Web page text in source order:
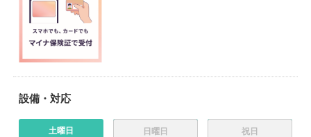
設備・対応
土曜日 日曜日 祝日